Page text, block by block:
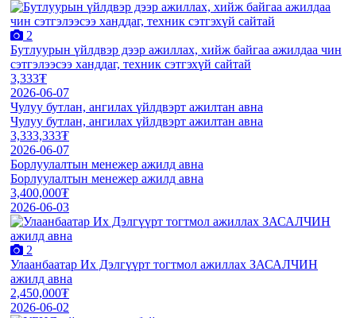
2
Бутлуурын үйлдвэр дээр ажиллах, хийж байгаа ажилдаа чин
сэтгэлээсээ ханддаг, техник сэтгэхүй сайтай
3,333₮
2026-06-07
Чулуу бутлан, ангилах үйлдвэрт ажилтан авна
Чулуу бутлан, ангилах үйлдвэрт ажилтан авна
3,333,333₮
2026-06-07
Борлуулалтын менежер ажилд авна
Борлуулалтын менежер ажилд авна
3,400,000₮
2026-06-03
2
Улаанбаатар Их Дэлгүүрт тогтмол ажиллах ЗАСАЛЧИН
ажилд авна
2,450,000₮
2026-06-02